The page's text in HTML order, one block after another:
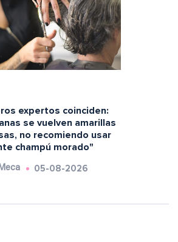
expertos coinciden:
se vuelven amarillas
no recomiendo usar
champú morado"
05-08-2026